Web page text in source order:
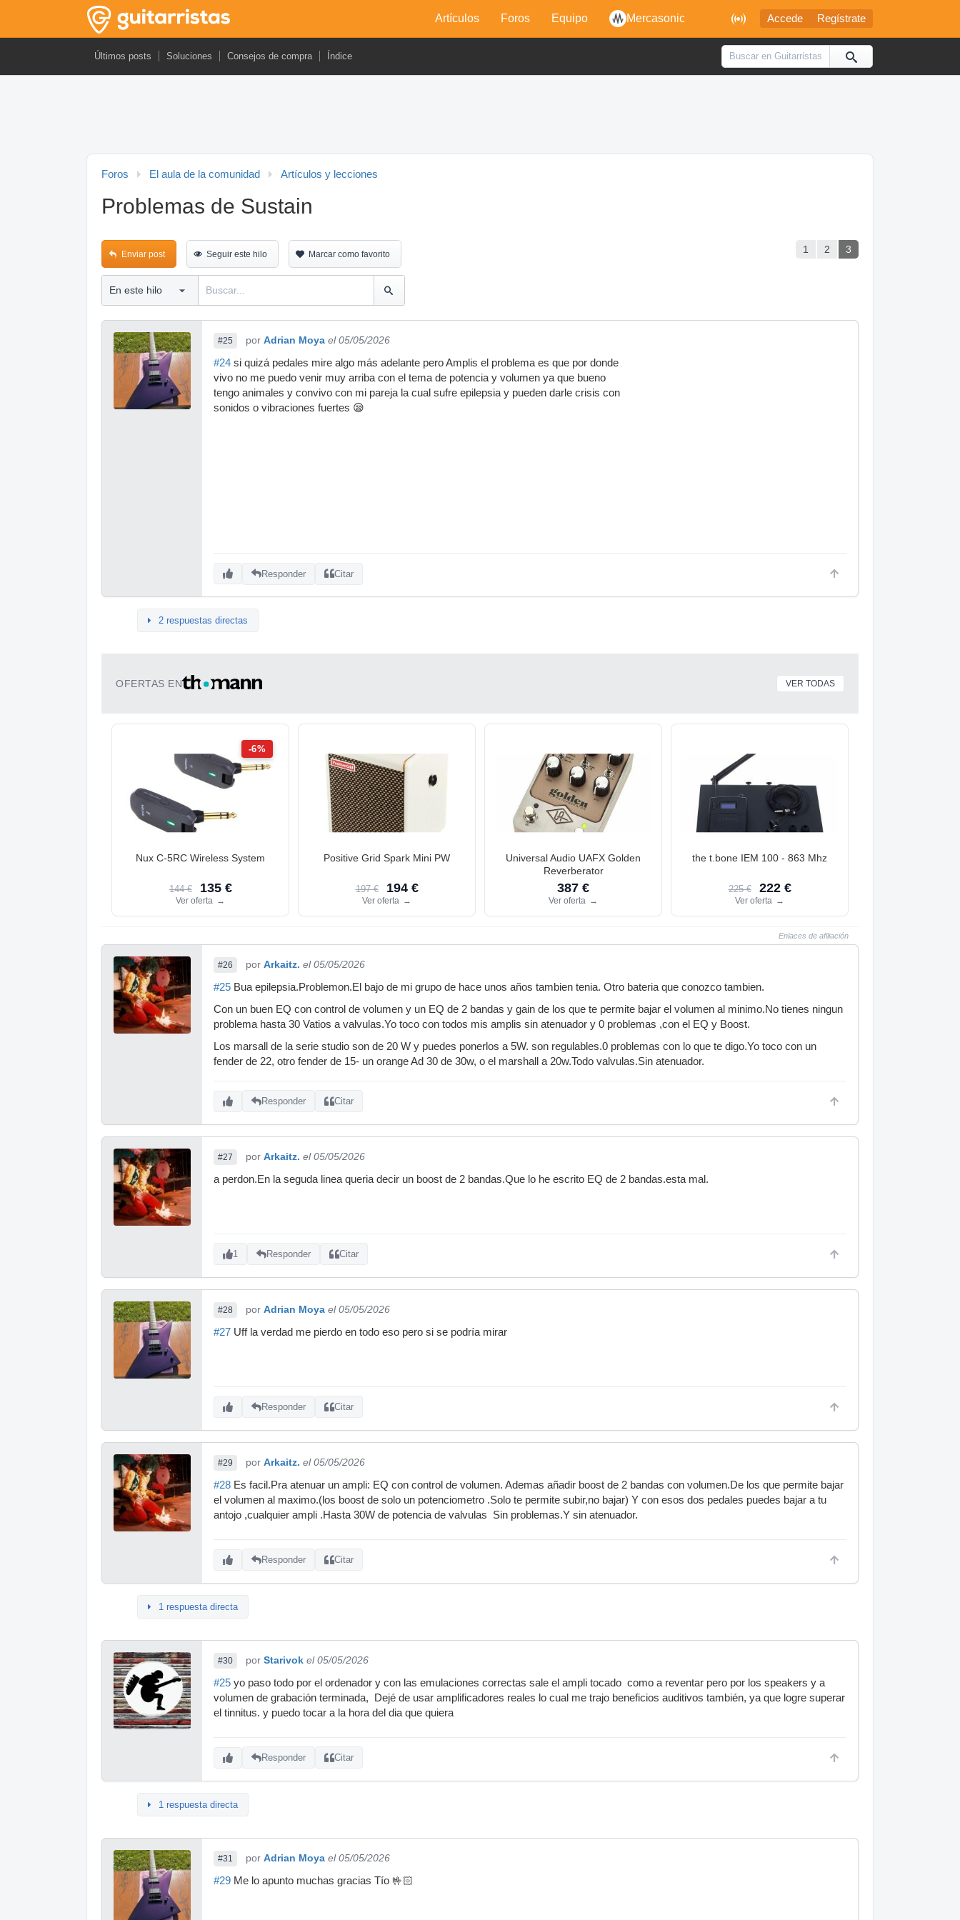
 Accede Regístrate
Artículos Foros Equipo Mercasonic
Últimos posts Soluciones Consejos de compra Índice
Foros El aula de la comunidad Artículos y lecciones
Problemas de Sustain
1 2 3
Enviar post Seguir este hilo Marcar como favorito
#25 por Adrian Moya el 05/05/2026
#24 si quizá pedales mire algo más adelante pero Amplis el problema es que por donde
vivo no me puedo venir muy arriba con el tema de potencia y volumen ya que bueno
tengo animales y convivo con mi pareja la cual sufre epilepsia y pueden darle crisis con
sonidos o vibraciones fuertes 😪
Responder Citar
2 respuestas directas
OFERTAS EN VER TODAS
-6%
Nux C-5RC Wireless System
144 € 135 €
Ver oferta →
Positive Grid Spark Mini PW
197 € 194 €
Ver oferta →
Universal Audio UAFX Golden
Reverberator
387 €
Ver oferta →
the t.bone IEM 100 - 863 Mhz
225 € 222 €
Ver oferta →
Enlaces de afiliación
#26 por Arkaitz. el 05/05/2026
#25 Bua epilepsia.Problemon.El bajo de mi grupo de hace unos años tambien tenia. Otro bateria que conozco tambien.
Con un buen EQ con control de volumen y un EQ de 2 bandas y gain de los que te permite bajar el volumen al minimo.No tienes ningun
problema hasta 30 Vatios a valvulas.Yo toco con todos mis amplis sin atenuador y 0 problemas ,con el EQ y Boost.
Los marsall de la serie studio son de 20 W y puedes ponerlos a 5W. son regulables.0 problemas con lo que te digo.Yo toco con un
fender de 22, otro fender de 15- un orange Ad 30 de 30w, o el marshall a 20w.Todo valvulas.Sin atenuador.
Responder Citar
#27 por Arkaitz. el 05/05/2026
a perdon.En la seguda linea queria decir un boost de 2 bandas.Que lo he escrito EQ de 2 bandas.esta mal.
1 Responder Citar
#28 por Adrian Moya el 05/05/2026
#27 Uff la verdad me pierdo en todo eso pero si se podría mirar
Responder Citar
#29 por Arkaitz. el 05/05/2026
#28 Es facil.Pra atenuar un ampli: EQ con control de volumen. Ademas añadir boost de 2 bandas con volumen.De los que permite bajar
el volumen al maximo.(los boost de solo un potenciometro .Solo te permite subir,no bajar) Y con esos dos pedales puedes bajar a tu
antojo ,cualquier ampli .Hasta 30W de potencia de valvulas Sin problemas.Y sin atenuador.
Responder Citar
1 respuesta directa
#30 por Starivok el 05/05/2026
#25 yo paso todo por el ordenador y con las emulaciones correctas sale el ampli tocado como a reventar pero por los speakers y a
volumen de grabación terminada, Dejé de usar amplificadores reales lo cual me trajo beneficios auditivos también, ya que logre superar
el tinnitus. y puedo tocar a la hora del dia que quiera
Responder Citar
1 respuesta directa
#31 por Adrian Moya el 05/05/2026
#29 Me lo apunto muchas gracias Tío 🤟🏻